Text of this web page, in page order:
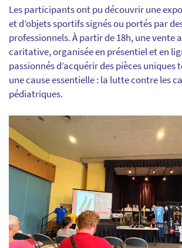
Les participants ont pu découvrir une
et d’objets sportifs signés ou portés par
professionnels. À partir de 18h, une vente
caritative, organisée en présentiel et en
passionnés d’acquérir des pièces
une cause essentielle : la lutte contre les
pédiatriques.